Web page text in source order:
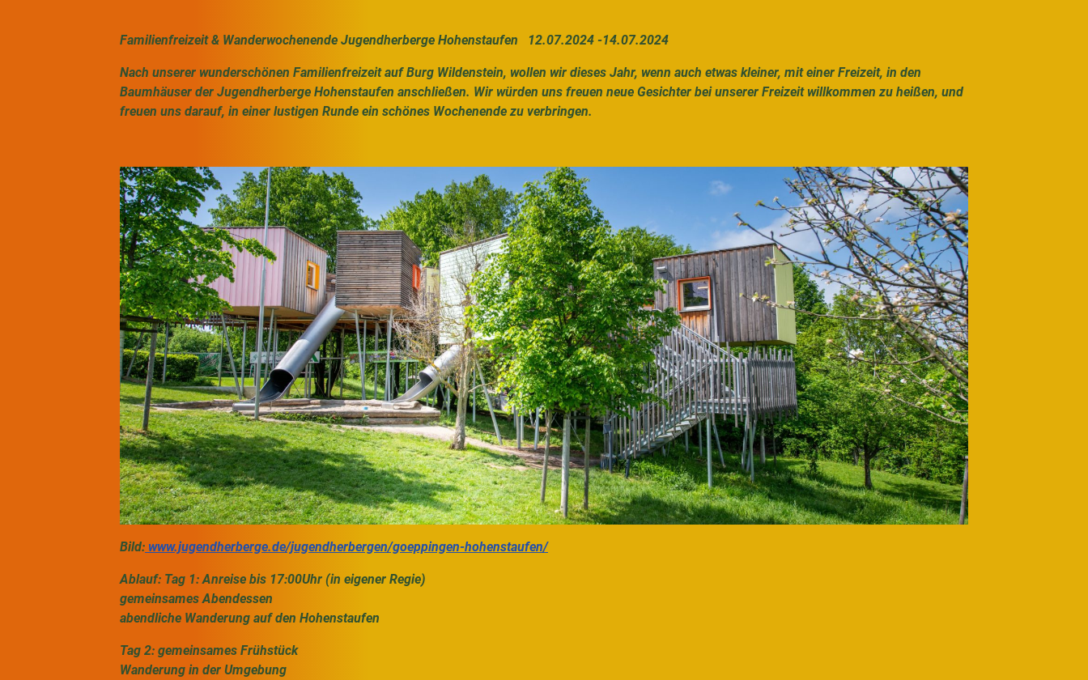
Familienfreizeit & Wanderwochenende Jugendherberge Hohenstaufen 12.07.2024 -14.07.2024
Nach unserer wunderschönen Familienfreizeit auf Burg Wildenstein, wollen wir dieses Jahr, wenn auch etwas kleiner, mit einer Freizeit, in den
Baumhäuser der Jugendherberge Hohenstaufen anschließen. Wir würden uns freuen neue Gesichter bei unserer Freizeit willkommen zu heißen, und
freuen uns darauf, in einer lustigen Runde ein schönes Wochenende zu verbringen.
Bild: www.jugendherberge.de/jugendherbergen/goeppingen-hohenstaufen/
Ablauf: Tag 1: Anreise bis 17:00Uhr (in eigener Regie)
gemeinsames Abendessen
abendliche Wanderung auf den Hohenstaufen
Tag 2: gemeinsames Frühstück
Wanderung in der Umgebung